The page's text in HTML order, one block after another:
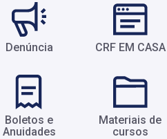
Denúncia CRF EM CASA
Boletos e
Anuidades​
Materiais de
cursos​